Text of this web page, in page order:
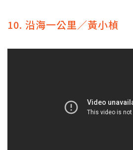
10. 沿海一公里／黃小楨